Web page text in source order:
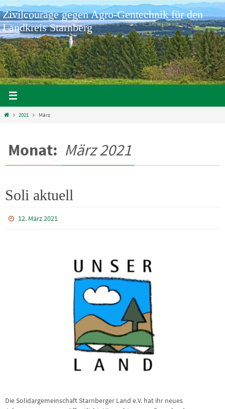
Zum
Inhalt
springen
Zivilcourage gegen Agro-Gentechnik für den
Landkreis Starnberg
Home2021 März
Monat: März 2021
Soli aktuell
12. März 2021
Die Solidargemeinschaft Starnberger Land e.V. hat ihr neues